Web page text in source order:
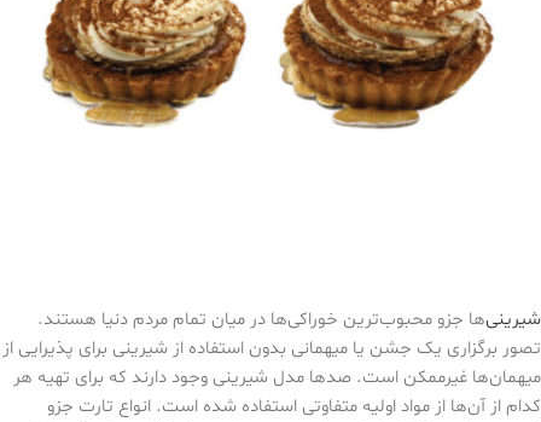
شیرینی‌ها جزو محبوب‌ترین خوراکی‌ها در میان تمام مردم دنیا هستند.
تصور برگزاری یک جشن یا میهمانی بدون استفاده از شیرینی برای پذیرایی از
میهمان‌ها غیرممکن است. صدها مدل شیرینی وجود دارند که برای تهیه هر
کدام از آن‌ها از مواد اولیه متفاوتی استفاده شده است. انواع تارت جزو